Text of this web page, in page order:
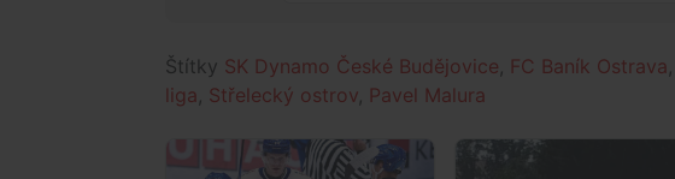
Štítky SK Dynamo České Budějovice FC Baník Ostrava
liga Střelecký ostrov Pavel Malura